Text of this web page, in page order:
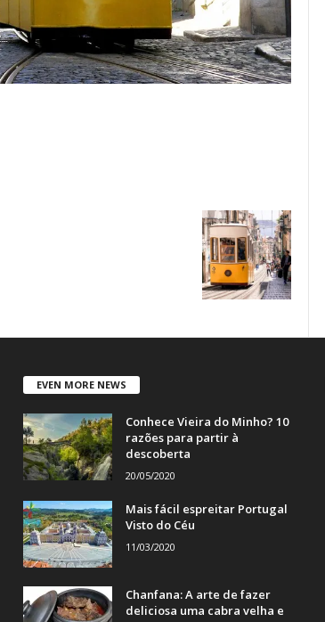
EVEN MORE NEWS
Conhece Vieira do Minho? 10
razões para partir à
descoberta
20/05/2020
Mais fácil espreitar Portugal
Visto do Céu
11/03/2020
Chanfana: A arte de fazer
deliciosa uma cabra velha e